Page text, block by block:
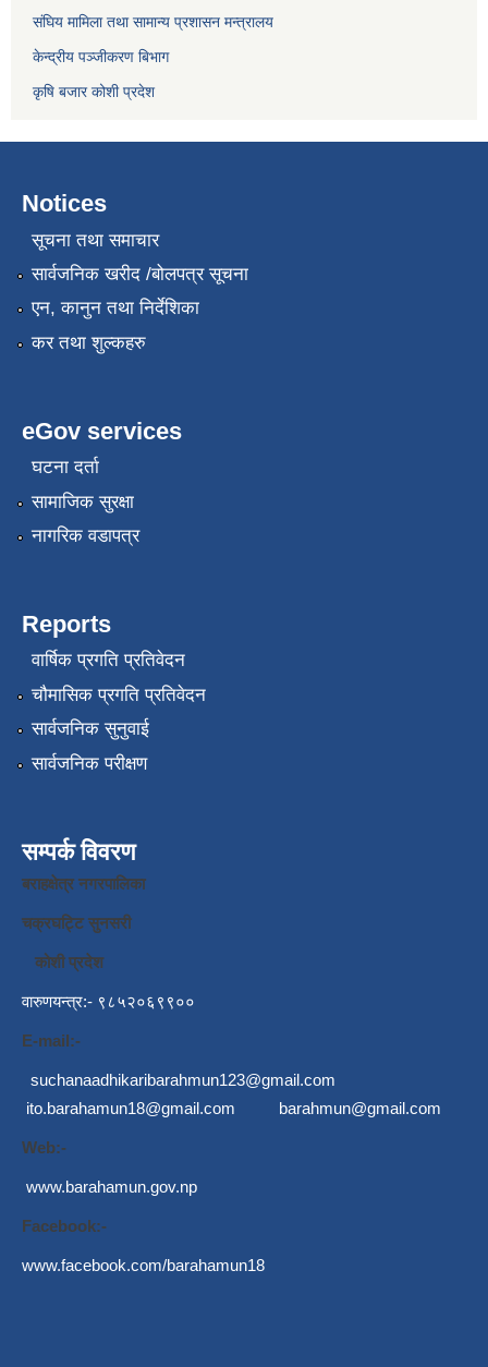
संघिय मामिला तथा सामान्य प्रशासन मन्त्रालय
केन्द्रीय पञ्जीकरण बिभाग
कृषि बजार कोशी प्रदेश
Notices
सूचना तथा समाचार
सार्वजनिक खरीद /बोलपत्र सूचना
एन, कानुन तथा निर्देशिका
कर तथा शुल्कहरु
eGov services
घटना दर्ता
सामाजिक सुरक्षा
नागरिक वडापत्र
Reports
वार्षिक प्रगति प्रतिवेदन
चौमासिक प्रगति प्रतिवेदन
सार्वजनिक सुनुवाई
सार्वजनिक परीक्षण
सम्पर्क विवरण
बराहक्षेत्र नगरपालिका
चक्रघट्टि सुनसरी
कोशी प्रदेश
वारुणयन्त्र:- ९८५२०६९९००
E-mail:-
suchanaadhikaribarahmun123@gmail.com
ito.barahamun18@gmail.com
barahmun@gmail.com
Web:-
www.barahamun.gov.np
Facebook:-
www.facebook.com/barahamun18